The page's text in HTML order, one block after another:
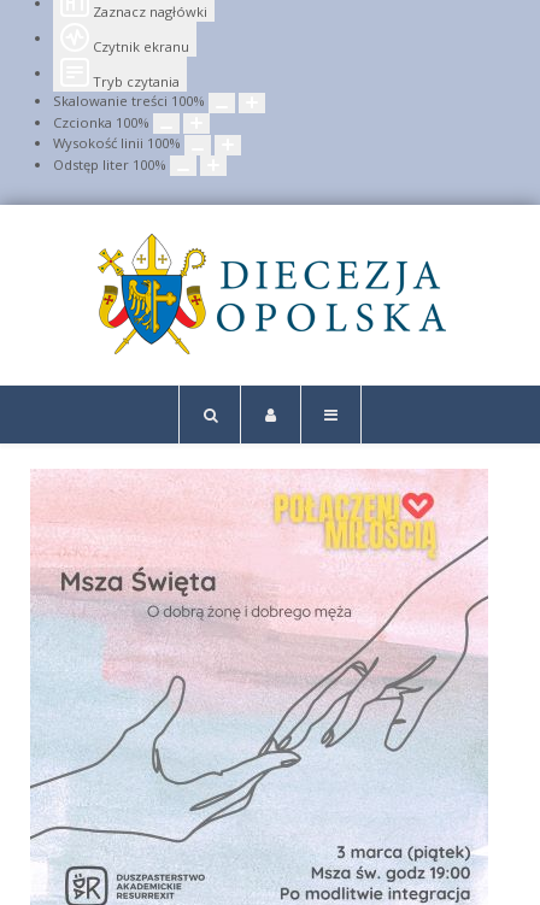
Zaznacz nagłówki
Czytnik ekranu
Tryb czytania
Skalowanie treści 100%
Czcionka 100%
Wysokość linii 100%
Odstęp liter 100%